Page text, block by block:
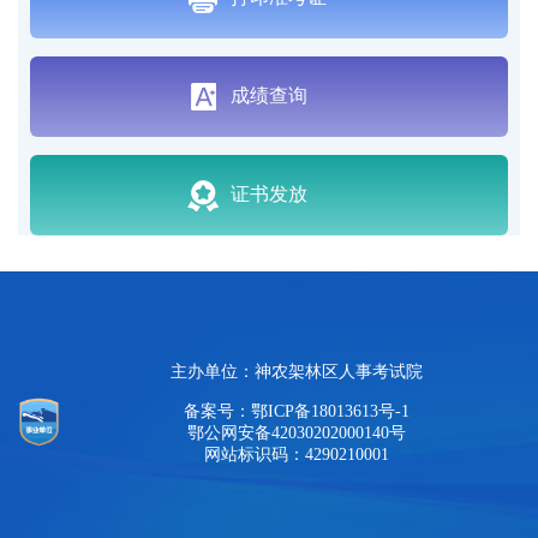
成绩查询
证书发放
主办单位：神农架林区人事考试院
备案号：鄂ICP备18013613号-1
鄂公网安备42030202000140号
网站标识码：4290210001